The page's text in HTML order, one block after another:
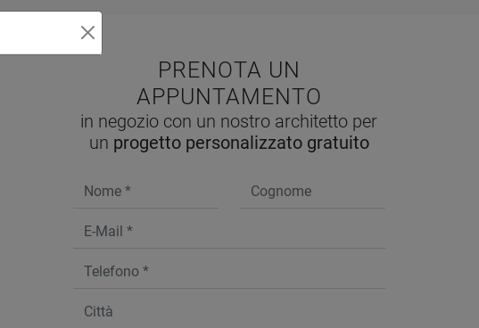
PRENOTA UN
APPUNTAMENTO
in negozio con un nostro architetto per
un progetto personalizzato gratuito